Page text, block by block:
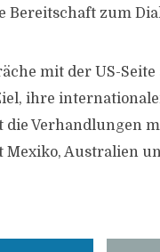
Bereitschaft zum
mit der US-Seite
ihre
Verhandlungen
Mexiko, Australien